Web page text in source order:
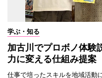
学ぶ・知る
加古川でプロボノ体
力に変える仕組み提案
仕事で培ったスキルを地域活動